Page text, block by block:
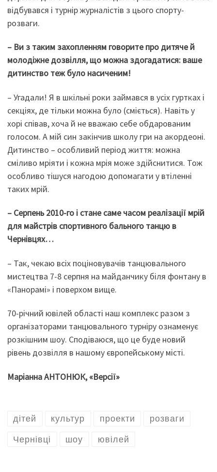
відбувався і турнір журналістів з цього спорту-
розваги.
– Ви з таким захопленням говорите про дитяче й
молодіжне дозвілля, що можна здогадатися: ваше
дитинство теж було насиченим!
– Угадали! Я в шкільні роки займався в усіх гуртках і
секціях, де тільки можна було (сміється). Навіть у
хорі співав, хоча й не вважаю себе обдарованим
голосом. А мій син закінчив школу гри на акордеоні.
Дитинство – особливий період життя: можна
сміливо мріяти і кожна мрія може здійснитися. Тож
особливо тішуся нагодою допомагати у втіленні
таких мрій.
– Серпень 2010-го і стане саме часом реалізації мрій
для майстрів спортивного бального танцю в
Чернівцях…
– Так, чекаю всіх поціновувачів танцювального
мистецтва 7-8 серпня на майданчику біля фонтану в
«Панорамі» і поверхом вище.
70-річний ювілей області наш комплекс разом з
організаторами танцювального турніру ознаменує
розкішним шоу. Сподіваюся, що це буде новий
рівень дозвілля в нашому європейському місті.
Маріанна АНТОНЮК, «Версії»
дітей культур проекти розваги
Чернівці шоу ювілей